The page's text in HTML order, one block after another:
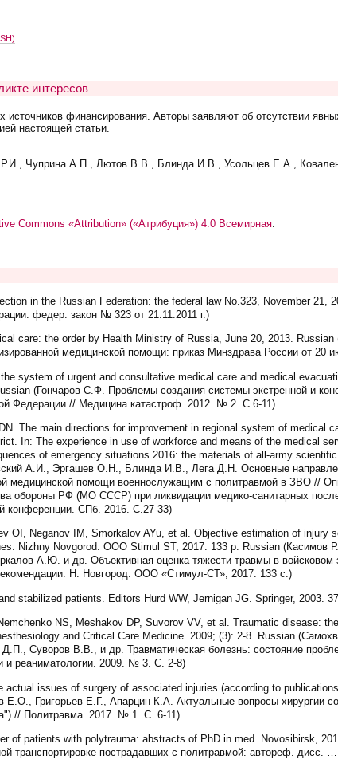
интересов
источников финансирования. Авторы заявляют об отсутствии
настоящей статьи.
Чуприна А.П., Лютов В.В., Блинда И.В., Усольцев Е.А.,
Commons «Attribution» («Атрибуция») 4.0 Всемирная.
in the Russian Federation: the federal law No.323, November 21,
федер. закон № 323 от 21.11.2011 г.)
care: the order by Health Ministry of Russia, June 20, 2013.
медицинской помощи: приказ Минздрава России от 20
system of urgent and consultative medical care and medical
(Гончаров С.Ф. Проблемы создания системы экстренной и
Федерации // Медицина катастроф. 2012. № 2. С.6-11)
The main directions for improvement in regional system of medical
In: The experience in use of workforce and means of the medical
of emergency situations 2016: the materials of all-army
А.И., Эргашев О.Н., Блинда И.В., Лега Д.Н. Основные
медицинской помощи военнослужащим с политравмой в ЗВО //
обороны РФ (МО СССР) при ликвидации медико-санитарных
конференции. СПб. 2016. С.27-33)
OI, Neganov IM, Smorkalov AYu, et al. Objective estimation of injury
Nizhny Novgorod: OOO Stimul ST, 2017. 133 p. Russian (Касимов
А.Ю. и др. Объективная оценка тяжести травмы в войсковом
Н. Новгород: ООО «Стимул-СТ», 2017. 133 с.)
stabilized patients. Editors Hurd WW, Jernigan JG. Springer, 2003.
NS, Meshakov DP, Suvorov VV, et al. Traumatic disease:
and Critical Care Medicine. 2009; (3): 2-8. Russian
Суворов В.В., и др. Травматическая болезнь: состояние
и реаниматологии. 2009. № 3. С. 2-8)
issues of surgery of associated injuries (according to
Е.О., Григорьев Е.Г., Апарцин К.А. Актуальные вопросы хирургии
// Политравма. 2017. № 1. С. 6-11)
of patients with polytrauma: abstracts of PhD in med. Novosibirsk,
транспортировке пострадавших с политравмой: автореф. дисс.